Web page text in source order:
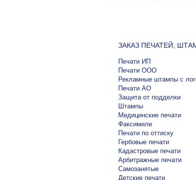
ЗАКАЗ ПЕЧАТЕЙ,
Печати ИП
Печати ООО
Рекламные штампы с
Печати АО
Защита от подделки
Штампы
Медицинские печати
Факсимиле
Печати по оттиску
Гербовые печати
Кадастровые печати
Арбитражные печати
Самозанятые
Детские печати